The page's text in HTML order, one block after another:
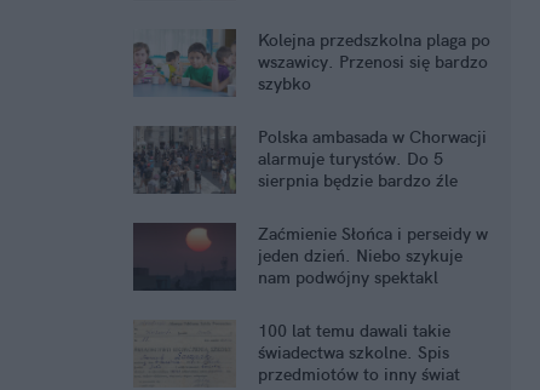
Kolejna przedszkolna plaga po
wszawicy. Przenosi się bardzo
szybko
Polska ambasada w Chorwacji
alarmuje turystów. Do 5
sierpnia będzie bardzo źle
Zaćmienie Słońca i perseidy w
jeden dzień. Niebo szykuje
nam podwójny spektakl
100 lat temu dawali takie
świadectwa szkolne. Spis
przedmiotów to inny świat